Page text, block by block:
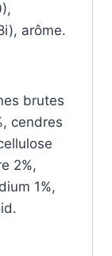
arôme.
brutes
cendres
2%,
1%,